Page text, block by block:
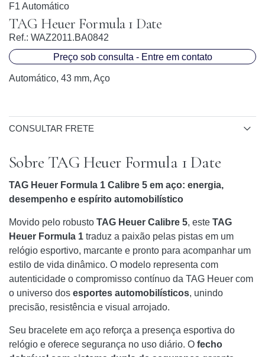
F1 Automático
TAG Heuer Formula 1 Date
Ref.: WAZ2011.BA0842
Preço sob consulta - Entre em contato
Automático, 43 mm, Aço
CONSULTAR FRETE
Sobre TAG Heuer Formula 1 Date
TAG Heuer Formula 1 Calibre 5 em aço: energia,
desempenho e espírito automobilístico
Movido pelo robusto TAG Heuer Calibre 5, este TAG
Heuer Formula 1 traduz a paixão pelas pistas em um
relógio esportivo, marcante e pronto para acompanhar um
estilo de vida dinâmico. O modelo representa com
autenticidade o compromisso contínuo da TAG Heuer com
o universo dos esportes automobilísticos, unindo
precisão, resistência e visual arrojado.
Seu bracelete em aço reforça a presença esportiva do
relógio e oferece segurança no uso diário. O fecho